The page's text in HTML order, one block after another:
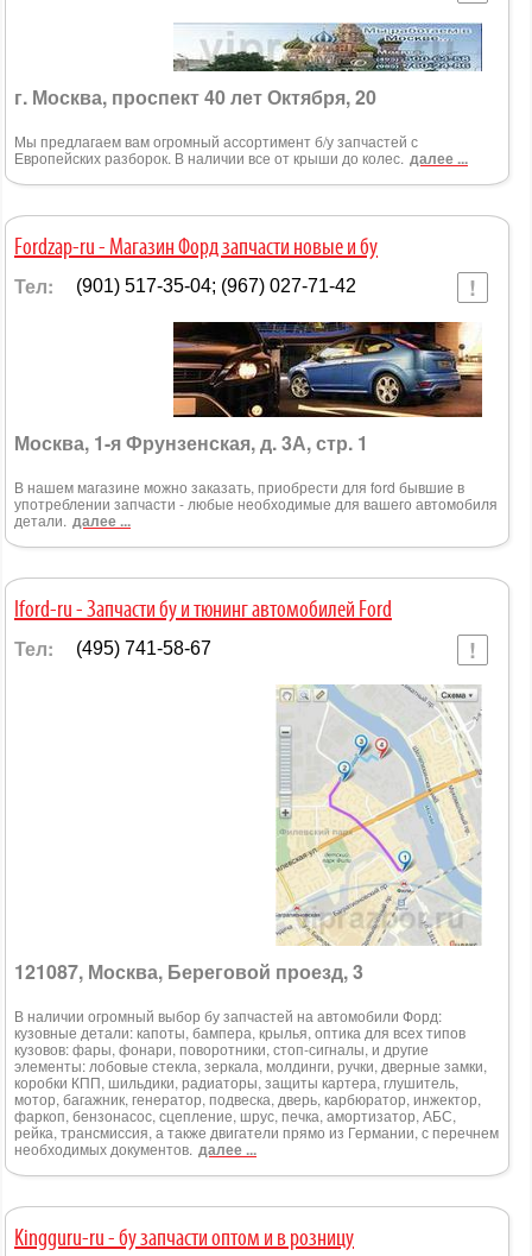
г. Москва, проспект 40 лет Октября, 20
Мы предлагаем вам огромный ассортимент б/у запчастей с
Европейских разборок. В наличии все от крыши до колес. далее ...
Fordzap-ru - Магазин Форд запчасти новые и бу
Тел: (901) 517-35-04; (967) 027-71-42
Москва, 1-я Фрунзенская, д. 3А, стр. 1
В нашем магазине можно заказать, приобрести для ford бывшие в
употреблении запчасти - любые необходимые для вашего автомобиля
детали. далее ...
Iford-ru - Запчасти бу и тюнинг автомобилей Ford
Тел: (495) 741-58-67
121087, Москва, Береговой проезд, 3
В наличии огромный выбор бу запчастей на автомобили Форд:
кузовные детали: капоты, бампера, крылья, оптика для всех типов
кузовов: фары, фонари, поворотники, стоп-сигналы, и другие
элементы: лобовые стекла, зеркала, молдинги, ручки, дверные замки,
коробки КПП, шильдики, радиаторы, защиты картера, глушитель,
мотор, багажник, генератор, подвеска, дверь, карбюратор, инжектор,
фаркоп, бензонасос, сцепление, шрус, печка, амортизатор, АБС,
рейка, трансмиссия, а также двигатели прямо из Германии, с перечнем
необходимых документов. далее ...
Kingguru-ru - бу запчасти оптом и в розницу